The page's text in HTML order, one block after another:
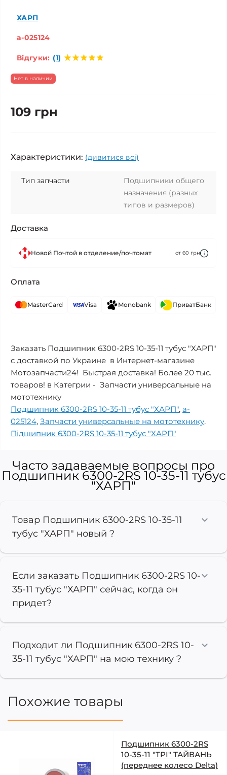
ХАРП
a-025124
Відгуки: (1)
Нет в наличии
109 грн
Характеристики: (дивитися всі)
Тип запчасти
Подшипники общего
назначения (разных
типов и размеров)
Доставка
Новой Почтой в отделение/почтомат от 60 грн
Оплата
MasterCard Visa Monobank ПриватБанк
Заказать Подшипник 6300-2RS 10-35-11 тубус "ХАРП"
с доставкой по Украине в Интернет-магазине
Мотозапчасти24! Быстрая доставка! Более 20 тыс.
товаров! в Категрии - Запчасти универсальные на
мототехнику
Подшипник 6300-2RS 10-35-11 тубус "ХАРП", a-
025124, Запчасти универсальные на мототехнику,
Підшипник 6300-2RS 10-35-11 тубус "ХАРП"
Часто задаваемые вопросы про
Подшипник 6300-2RS 10-35-11 тубус
"ХАРП"
Товар Подшипник 6300-2RS 10-35-11
тубус "ХАРП" новый ?
Если заказать Подшипник 6300-2RS 10-
35-11 тубус "ХАРП" сейчас, когда он
придет?
Подходит ли Подшипник 6300-2RS 10-
35-11 тубус "ХАРП" на мою технику ?
Похожие товары
Подшипник 6300-2RS
10-35-11 "TPI" ТАЙВАНЬ
(переднее колесо Delta)